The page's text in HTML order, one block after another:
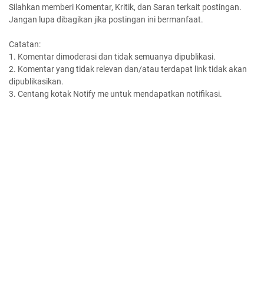
Silahkan memberi Komentar, Kritik, dan Saran terkait postingan.
Jangan lupa dibagikan jika postingan ini bermanfaat.
Catatan:
1. Komentar dimoderasi dan tidak semuanya dipublikasi.
2. Komentar yang tidak relevan dan/atau terdapat link tidak akan
dipublikasikan.
3. Centang kotak Notify me untuk mendapatkan notifikasi.